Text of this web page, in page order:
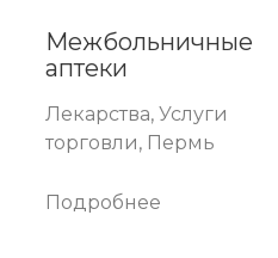
Межбольничные
аптеки
Лекарства, Услуги
торговли, Пермь
Подробнее